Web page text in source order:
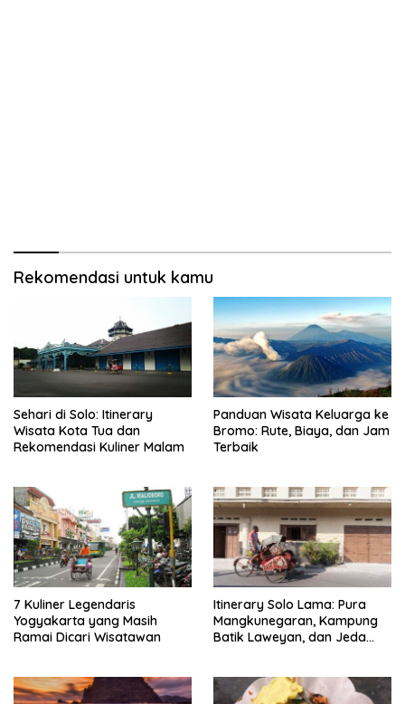
Rekomendasi untuk kamu
Sehari di Solo: Itinerary
Wisata Kota Tua dan
Rekomendasi Kuliner Malam
Panduan Wisata Keluarga ke
Bromo: Rute, Biaya, dan Jam
Terbaik
7 Kuliner Legendaris
Yogyakarta yang Masih
Ramai Dicari Wisatawan
Itinerary Solo Lama: Pura
Mangkunegaran, Kampung
Batik Laweyan, dan Jeda